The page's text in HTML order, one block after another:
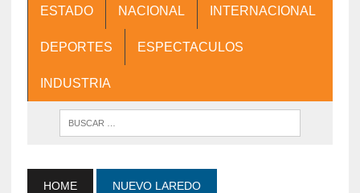
ESTADO NACIONAL INTERNACIONAL
DEPORTES ESPECTACULOS
INDUSTRIA
HOME NUEVO LAREDO